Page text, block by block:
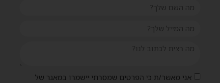
אני מאשר/ת כי הפרטים שמסרתי יישמרו במאגר של